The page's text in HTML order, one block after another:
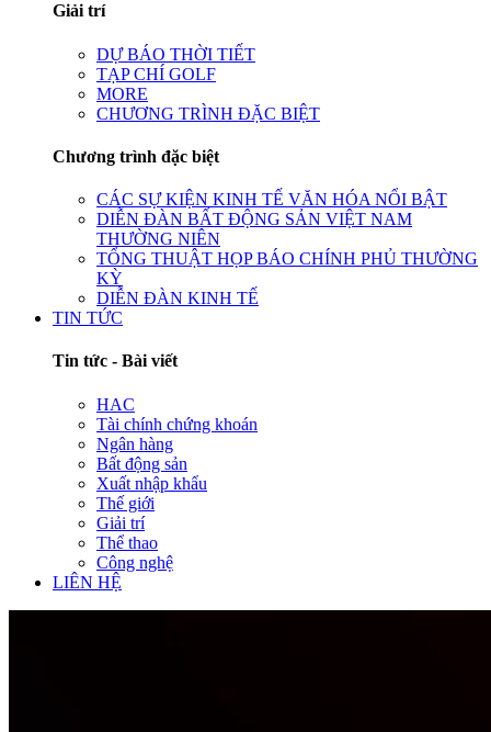
Giải trí
DỰ BÁO THỜI TIẾT
TẠP CHÍ GOLF
MORE
CHƯƠNG TRÌNH ĐẶC BIỆT
Chương trình đặc biệt
CÁC SỰ KIỆN KINH TẾ VĂN HÓA NỔI BẬT
DIỄN ĐÀN BẤT ĐỘNG SẢN VIỆT NAM
THƯỜNG NIÊN
TỔNG THUẬT HỌP BÁO CHÍNH PHỦ THƯỜNG
KỲ
DIỄN ĐÀN KINH TẾ
TIN TỨC
Tin tức - Bài viết
HAC
Tài chính chứng khoán
Ngân hàng
Bất động sản
Xuất nhập khẩu
Thế giới
Giải trí
Thể thao
Công nghệ
LIÊN HỆ